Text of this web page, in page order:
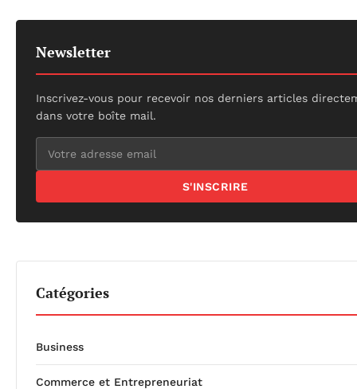
Newsletter
Inscrivez-vous pour recevoir nos derniers articles
dans votre boîte mail.
S'INSCRIRE
Catégories
Business
Commerce et Entrepreneuriat